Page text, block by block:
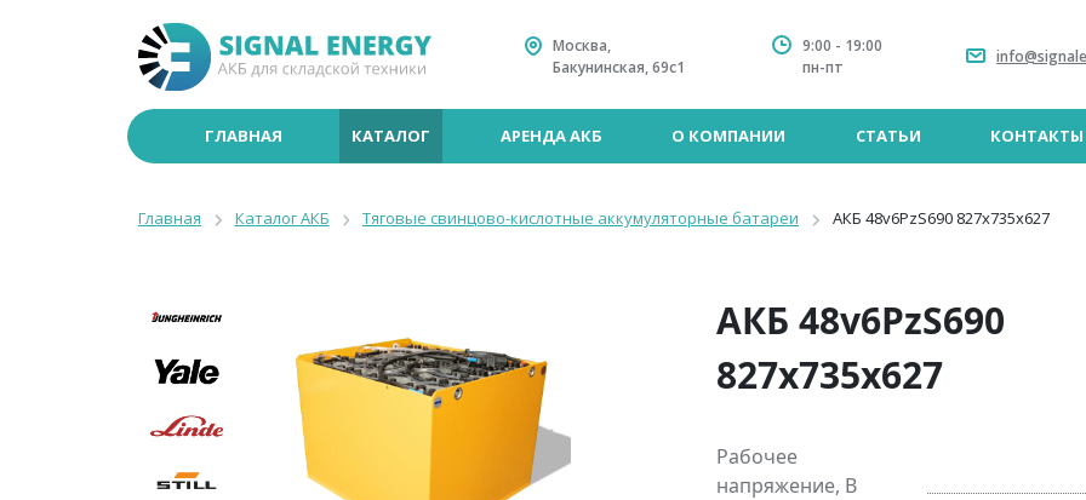
Москва,
Бакунинская, 69с1
9:00 - 19:00
пн-пт
ГЛАВНАЯ КАТАЛОГ АРЕНДА АКБ О КОМПАНИИ СТАТЬИ КОНТАКТЫ
Главная Каталог АКБ Тяговые свинцово-кислотные аккумуляторные батареи АКБ 48v6PzS690 827x735x627
АКБ 48v6PzS690
827x735x627
Рабочее
напряжение, В